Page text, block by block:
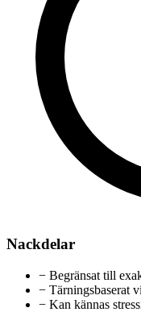
Nackdelar
− Begränsat till
− Tärningsbaserat
− Kan kännas